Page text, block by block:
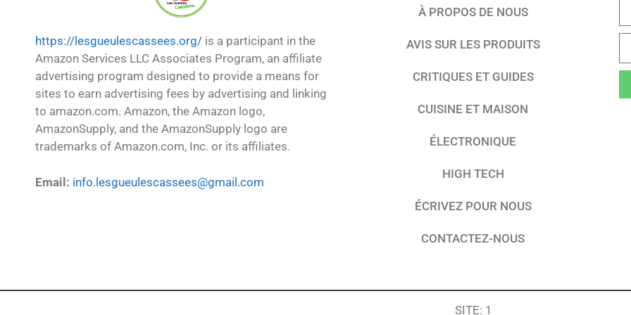
https://lesgueulescassees.org/ is a participant in the
Amazon Services LLC Associates Program, an affiliate
advertising program designed to provide a means for
sites to earn advertising fees by advertising and linking
to amazon.com. Amazon, the Amazon logo,
AmazonSupply, and the AmazonSupply logo are
trademarks of Amazon.com, Inc. or its affiliates.
Email: info.lesgueulescassees@gmail.com
À PROPOS DE NOUS
AVIS SUR LES PRODUITS
CRITIQUES ET GUIDES
CUISINE ET MAISON
ÉLECTRONIQUE
HIGH TECH
ÉCRIVEZ POUR NOUS
CONTACTEZ-NOUS
SITE: 1